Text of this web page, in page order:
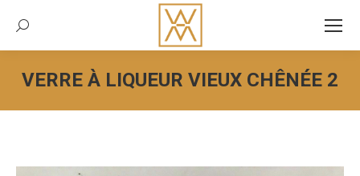
Recherche:
VERRE À LIQUEUR VIEUX CHÊNÉE 2
Vous êtes ici :